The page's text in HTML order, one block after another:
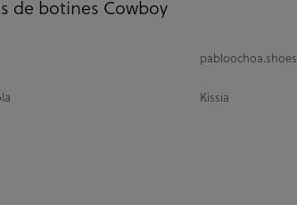
de botines Cowboy
pabloochoa.shoes
Kissia